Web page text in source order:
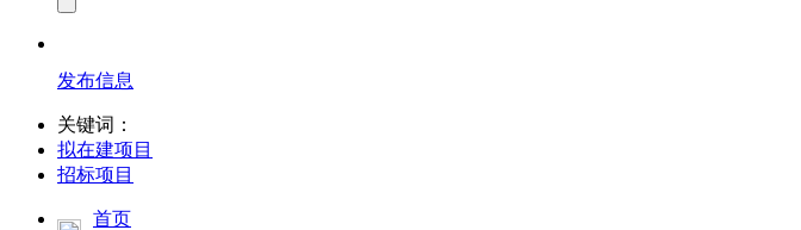
发布信息
关键词：
拟在建项目
招标项目
首页